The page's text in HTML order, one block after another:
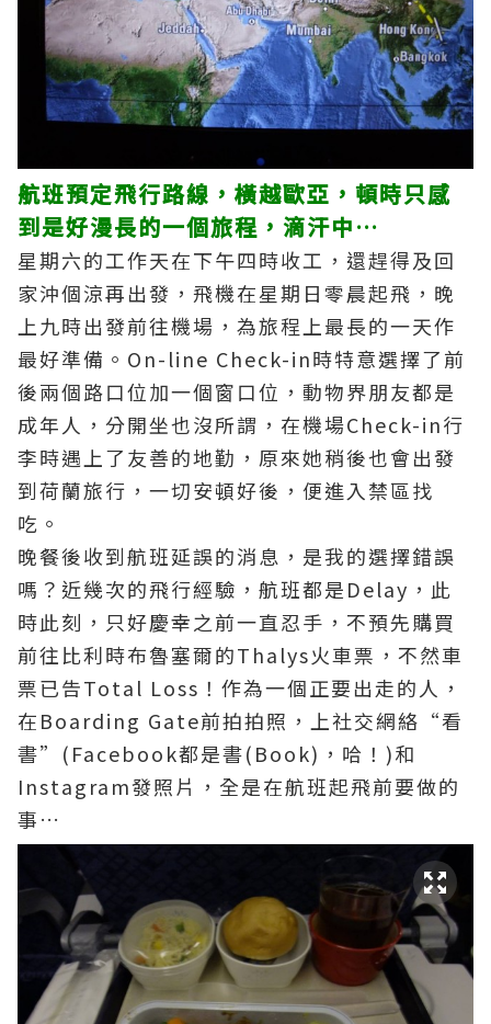
航班預定飛行路線，橫越歐亞，頓時只感
到是好漫長的一個旅程，滴汗中…
星期六的工作天在下午四時收工，還趕得及回
家沖個涼再出發，飛機在星期日零晨起飛，晚
上九時出發前往機場，為旅程上最長的一天作
最好準備。On-line Check-in時特意選擇了前
後兩個路口位加一個窗口位，動物界朋友都是
成年人，分開坐也沒所謂，在機場Check-in行
李時遇上了友善的地勤，原來她稍後也會出發
到荷蘭旅行，一切安頓好後，便進入禁區找
吃。
晚餐後收到航班延誤的消息，是我的選擇錯誤
嗎？近幾次的飛行經驗，航班都是Delay，此
時此刻，只好慶幸之前一直忍手，不預先購買
前往比利時布魯塞爾的Thalys火車票，不然車
票已告Total Loss！作為一個正要出走的人，
在Boarding Gate前拍拍照，上社交網絡“看
書”(Facebook都是書(Book)，哈！)和
Instagram發照片，全是在航班起飛前要做的
事…